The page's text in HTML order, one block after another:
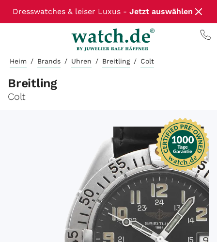
Dresswatches & leiser Luxus - Jetzt auswählen
Heim / Brands / Uhren / Breitling / Colt
Breitling
Colt